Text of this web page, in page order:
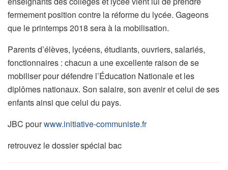
fermement position contre la réforme du lycée. Gageons
que le printemps 2018 sera à la mobilisation.
Parents d’élèves, lycéens, étudiants, ouvriers, salariés,
fonctionnaires : chacun a une excellente raison de se
mobiliser pour défendre l’Éducation Nationale et les
diplômes nationaux. Son salaire, son avenir et celui de ses
enfants ainsi que celui du pays.
JBC pourwww.initiative-communiste.fr
retrouvez le dossier spécial bac